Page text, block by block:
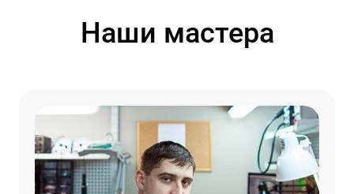
Наши мастера